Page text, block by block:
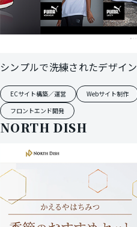
シンプルで洗練されたデザイン
ECサイト構築／運営 Webサイト制作
フロントエンド開発
NORTH DISH